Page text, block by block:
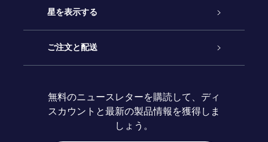
お問い合わせ
ブログ
レビュー
Online Starギフト
OSRギフトパック
OSR ギフトカード
星を表示する
星の登録
カスタマイズされたStar Page
ご注文と配送
お支払いに関する情報
無料のニュースレターを購読して、ディ
スカウントと最新の製品情報を獲得しま
しょう。